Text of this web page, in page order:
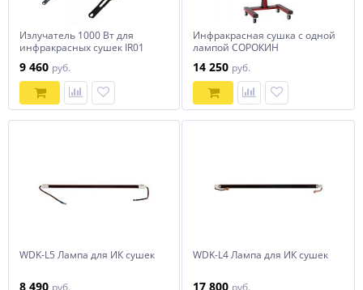
Излучатель 1000 Вт для
инфракрасных сушек IR01
(длина 400 мм)
9 460 руб.
Инфракрасная сушка с одной
лампой СОРОКИН
14 250 руб.
WDK-L5 Лампа для ИК сушек
8 490 руб.
WDK-L4 Лампа для ИК сушек
17 800 руб.